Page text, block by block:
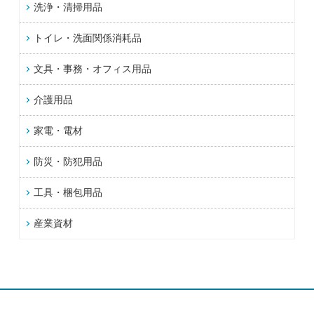
洗浄・清掃用品
トイレ・洗面関係消耗品
文具・事務・オフィス用品
介護用品
家電・電材
防災・防犯用品
工具・梱包用品
産業資材